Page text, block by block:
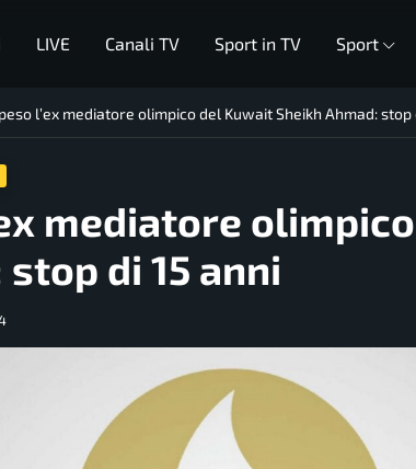
LIVE Canali TV Sport in TV Sport
l’ex mediatore olimpico del Kuwait Sheikh Ahmad: stop
mediatore
di 15 anni